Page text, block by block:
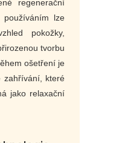
regenerační
používáním lze
pokožky,
tvorbu
ošetření je
zahřívání, které
jako relaxační